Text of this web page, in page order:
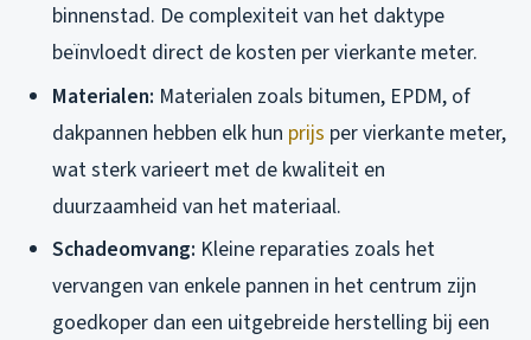
binnenstad. De complexiteit van het daktype
beïnvloedt direct de kosten per vierkante meter.
Materialen: Materialen zoals bitumen, EPDM, of
dakpannen hebben elk hun prijs per vierkante meter,
wat sterk varieert met de kwaliteit en
duurzaamheid van het materiaal.
Schadeomvang: Kleine reparaties zoals het
vervangen van enkele pannen in het centrum zijn
goedkoper dan een uitgebreide herstelling bij een